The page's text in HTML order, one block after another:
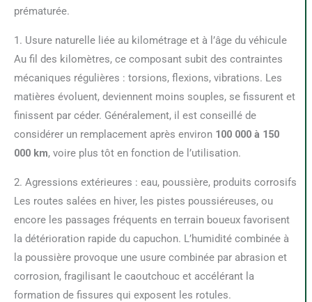
prématurée.
1. Usure naturelle liée au kilométrage et à l’âge du véhicule
Au fil des kilomètres, ce composant subit des contraintes
mécaniques régulières : torsions, flexions, vibrations. Les
matières évoluent, deviennent moins souples, se fissurent et
finissent par céder. Généralement, il est conseillé de
considérer un remplacement après environ 100 000 à 150
000 km, voire plus tôt en fonction de l’utilisation.
2. Agressions extérieures : eau, poussière, produits corrosifs
Les routes salées en hiver, les pistes poussiéreuses, ou
encore les passages fréquents en terrain boueux favorisent
la détérioration rapide du capuchon. L’humidité combinée à
la poussière provoque une usure combinée par abrasion et
corrosion, fragilisant le caoutchouc et accélérant la
formation de fissures qui exposent les rotules.